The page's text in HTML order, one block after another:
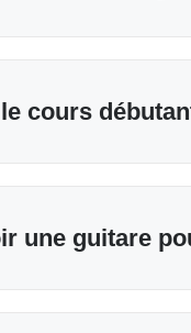
cours
une guitare